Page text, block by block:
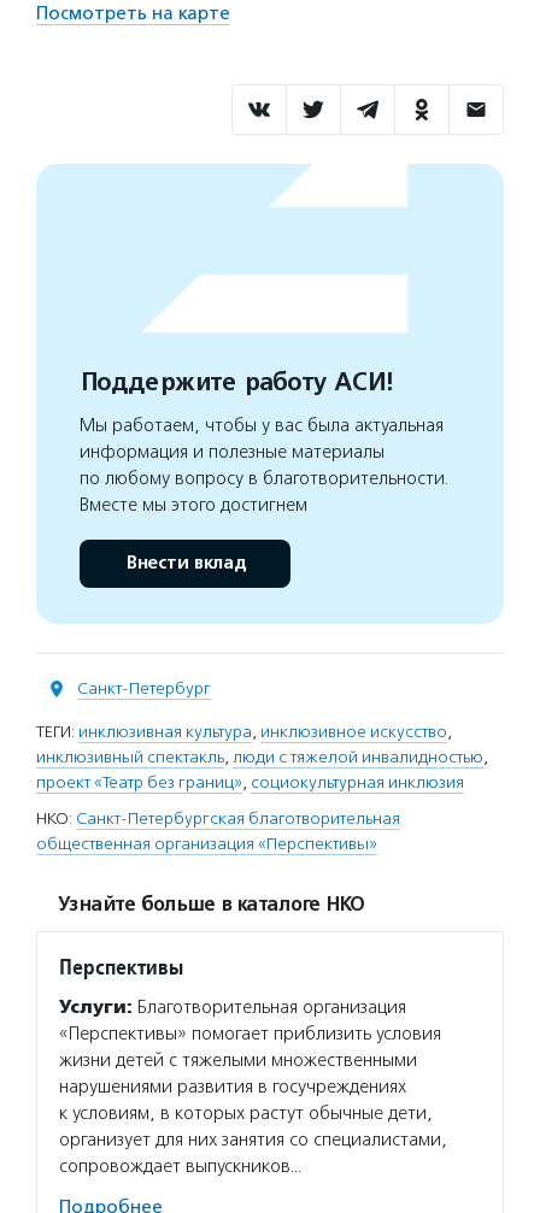
Посмотреть на карте
Поддержите работу АСИ!
Мы работаем, чтобы у вас была актуальная
информация и полезные материалы
по любому вопросу в благотворительности.
Вместе мы этого достигнем
Внести вклад
Санкт-Петербург
ТЕГИ: инклюзивная культура, инклюзивное искусство,
инклюзивный спектакль, люди с тяжелой инвалидностью,
проект «Театр без границ», социокультурная инклюзия
НКО: Санкт-Петербургская благотворительная
общественная организация «Перспективы»
Узнайте больше в каталоге НКО
Перспективы
Услуги: Благотворительная организация
«Перспективы» помогает приблизить условия
жизни детей с тяжелыми множественными
нарушениями развития в госучреждениях
к условиям, в которых растут обычные дети,
организует для них занятия со специалистами,
сопровождает выпускников…
Подробнее